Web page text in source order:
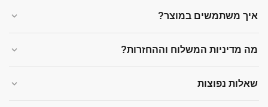
איך משתמשים במוצר?
מה מדיניות המשלוח וההחזרות?
שאלות נפוצות